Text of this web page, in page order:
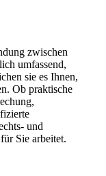
zwischen
umfassend,
sie es Ihnen,
Ob praktische
und
Sie arbeitet.